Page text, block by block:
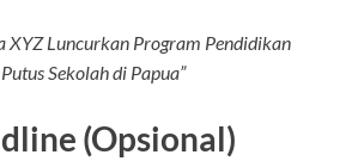
XYZ Luncurkan Program Pendidikan
Sekolah di Papua”
(Opsional)